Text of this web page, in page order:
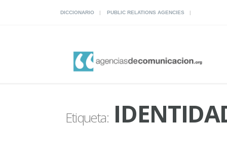
DICCIONARIO PUBLIC RELATIONS AGENCIES
Etiqueta: